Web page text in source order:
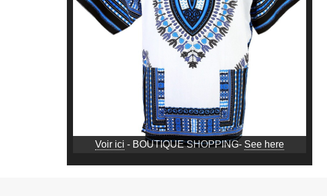
Voir ici - BOUTIQUE SHOPPING- See here